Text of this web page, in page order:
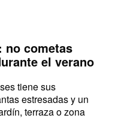
no cometas
el verano
tiene sus
estresadas y un
terraza o zona